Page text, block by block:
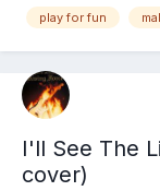
play for fun
I'll See The
cover)